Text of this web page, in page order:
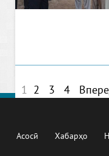
1 2 3 4
Асосӣ Хабарҳо